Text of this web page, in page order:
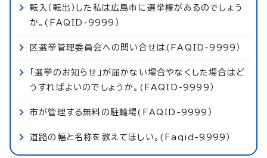
転入（転出）した私は広島市に選挙権があるのでしょう
か。(FAQID-9999）
区選挙管理委員会への問い合せは(FAQID-9999）
「選挙のお知らせ」が届かない場合やなくした場合はど
うすればよいのでしょうか。(FAQID-9999）
市が管理する無料の駐輪場(FAQID-9999）
道路の幅と名称を教えてほしい。(Faqid-9999）